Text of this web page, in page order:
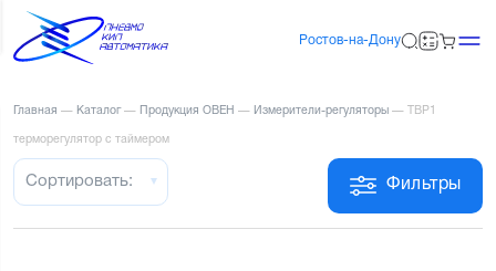
Ростов-на-Дону
Главная — Каталог — Продукция ОВЕН — Измерители-регуляторы — ТВР1
терморегулятор с таймером
Фильтры
Сортировать: